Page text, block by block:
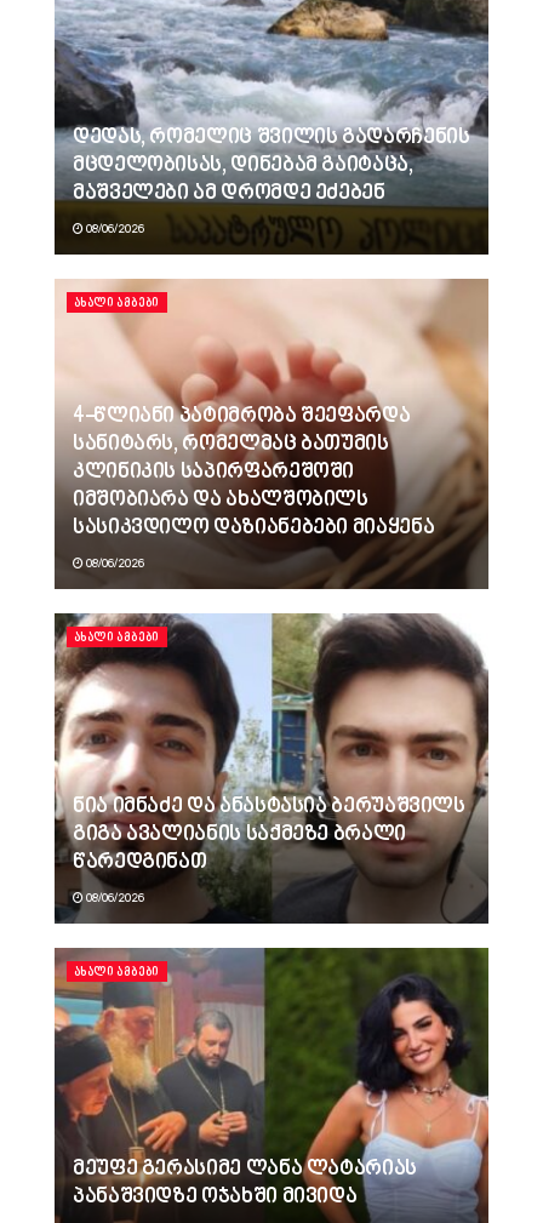
დედას, რომელიც შვილის გადარჩენის
მცდელობისას, დინებამ გაიტაცა,
მაშველები ამ დრომდე ეძებენ
08/06/2026
ᲐᲮᲐᲚᲘ ᲐᲛᲑᲔᲑᲘ
4-წლიანი პატიმრობა შეეფარდა
სანიტარს, რომელმაც ბათუმის
კლინიკის საპირფარეშოში
იმშობიარა და ახალშობილს
სასიკვდილო დაზიანებები მიაყენა
08/06/2026
ᲐᲮᲐᲚᲘ ᲐᲛᲑᲔᲑᲘ
ნია იმნაძე და ანასტასია ბერუაშვილს
გიგა ავალიანის საქმეზე ბრალი
წარედგინათ
08/06/2026
ᲐᲮᲐᲚᲘ ᲐᲛᲑᲔᲑᲘ
მეუფე გერასიმე ლანა ლატარიას
პანაშვიდზე ოჯახში მივიდა